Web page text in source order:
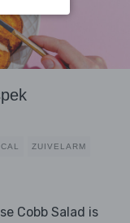
ZUIVELARM
Cobb Salad is